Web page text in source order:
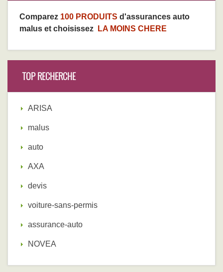
Comparez 100 PRODUITS d'assurances auto
malus et choisissez
LA MOINS CHERE
TOP RECHERCHE
ARISA
malus
auto
AXA
devis
voiture-sans-permis
assurance-auto
NOVEA